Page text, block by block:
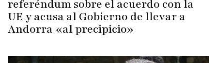
referéndum sobre el acuerdo con la
UE y acusa al Gobierno de llevar a
Andorra «al precipicio»